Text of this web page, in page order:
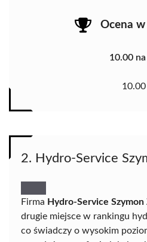
Ocena
10.00
10.00
2. Hydro-Service
Firma Hydro-Service
drugie miejsce w rankingu
co świadczy o wysokim